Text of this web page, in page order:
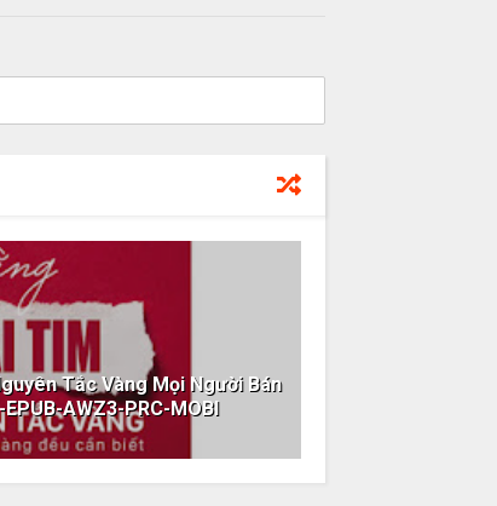
Tắc Vàng Mọi Người Bán
AWZ3-PRC-MOBI